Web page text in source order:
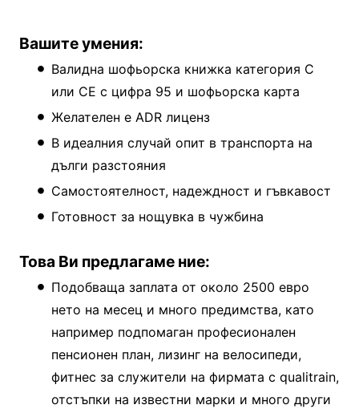
Вашите умения:
Валидна шофьорска книжка категория C
или CE с цифра 95 и шофьорска карта
Желателен е ADR лиценз
В идеалния случай опит в транспорта на
дълги разстояния
Самостоятелност, надеждност и гъвкавост
Готовност за нощувка в чужбина
Това Ви предлагаме ние:
Подобваща заплата от около 2500 евро
нето на месец и много предимства, като
например подпомаган професионален
пенсионен план, лизинг на велосипеди,
фитнес за служители на фирмата с qualitrain,
отстъпки на известни марки и много други